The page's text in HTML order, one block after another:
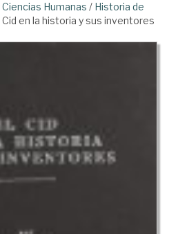
Humanas / Historia de
Cid en la historia y sus inventores